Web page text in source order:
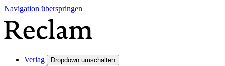
Navigation überspringen
Verlag Dropdown umschalten